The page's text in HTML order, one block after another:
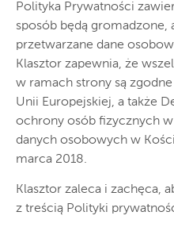
Polityka Prywatności
sposób będą gromadzone,
przetwarzane dane
Klasztor zapewnia, że
w ramach strony są
Unii Europejskiej, a także
ochrony osób fizycznych
danych osobowych w
marca 2018.
Klasztor zaleca i zachęca,
z treścią Polityki